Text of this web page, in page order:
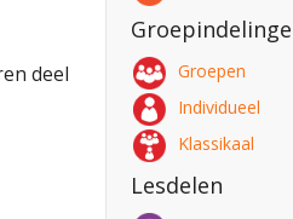
deel
Groepen
Individueel
Klassikaal
Lesdelen